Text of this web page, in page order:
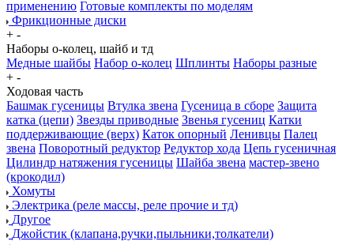
применению Готовые комплекты по моделям
Фрикционные диски
+ -
Наборы о-колец, шайб и тд
Медные шайбы Набор о-колец Шплинты Наборы разные
+ -
Ходовая часть
Башмак гусеницы Втулка звена Гусеница в сборе Защита
катка (цепи) Звезды приводные Звенья гусениц Катки
поддерживающие (верх) Каток опорный Ленивцы Палец
звена Поворотный редуктор Редуктор хода Цепь гусеничная
Цилиндр натяжения гусеницы Шайба звена мастер-звено
(крокодил)
Хомуты
Электрика (реле массы, реле прочие и тд)
Другое
Джойстик (клапана,ручки,пыльники,толкатели)